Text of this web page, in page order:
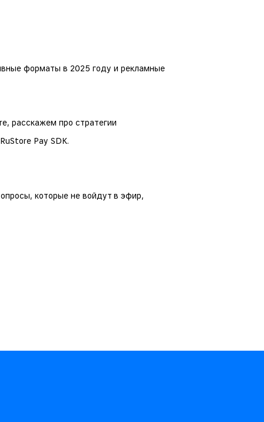
форматы в 2025 году и рекламные
расскажем про стратегии
Pay SDK.
которые не войдут в эфир,